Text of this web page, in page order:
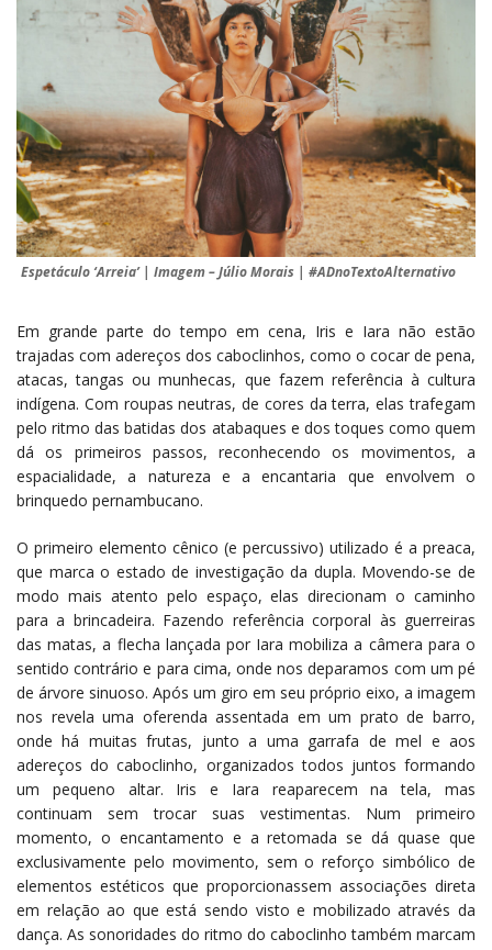
Espetáculo ‘Arreia’ | Imagem – Júlio Morais | #ADnoTextoAlternativo
Em grande parte do tempo em cena, Iris e Iara não estão
trajadas com adereços dos caboclinhos, como o cocar de pena,
atacas, tangas ou munhecas, que fazem referência à cultura
indígena. Com roupas neutras, de cores da terra, elas trafegam
pelo ritmo das batidas dos atabaques e dos toques como quem
dá os primeiros passos, reconhecendo os movimentos, a
espacialidade, a natureza e a encantaria que envolvem o
brinquedo pernambucano.
O primeiro elemento cênico (e percussivo) utilizado é a preaca,
que marca o estado de investigação da dupla. Movendo-se de
modo mais atento pelo espaço, elas direcionam o caminho
para a brincadeira. Fazendo referência corporal às guerreiras
das matas, a flecha lançada por Iara mobiliza a câmera para o
sentido contrário e para cima, onde nos deparamos com um pé
de árvore sinuoso. Após um giro em seu próprio eixo, a imagem
nos revela uma oferenda assentada em um prato de barro,
onde há muitas frutas, junto a uma garrafa de mel e aos
adereços do caboclinho, organizados todos juntos formando
um pequeno altar. Iris e Iara reaparecem na tela, mas
continuam sem trocar suas vestimentas. Num primeiro
momento, o encantamento e a retomada se dá quase que
exclusivamente pelo movimento, sem o reforço simbólico de
elementos estéticos que proporcionassem associações direta
em relação ao que está sendo visto e mobilizado através da
dança. As sonoridades do ritmo do caboclinho também marcam